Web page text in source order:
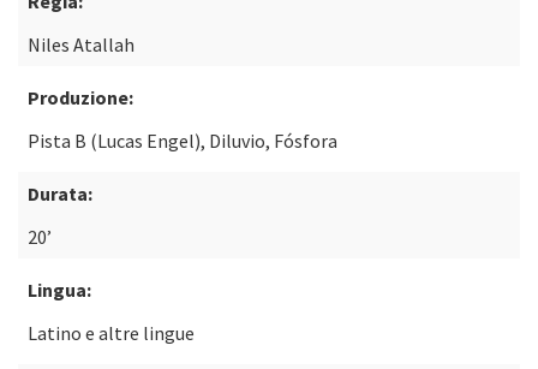
Niles Atallah
Produzione:
Pista B (Lucas Engel), Diluvio, Fósfora
Durata:
20’
Lingua:
Latino e altre lingue